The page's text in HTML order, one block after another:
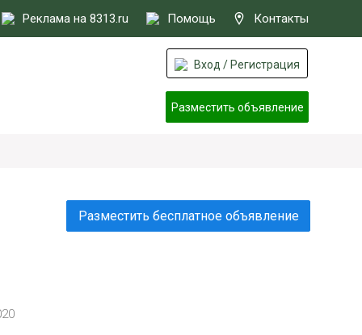
Реклама на 8313.ru Помощь Контакты
Вход / Регистрация
Разместить объявление
Разместить бесплатное объявление